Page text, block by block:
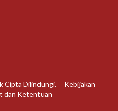
Cipta Dilindungi.
Kebijakan
dan Ketentuan